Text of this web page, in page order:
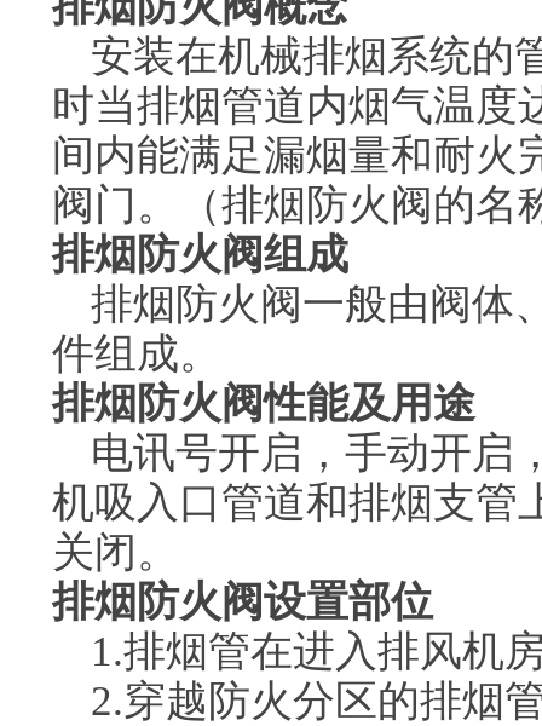
安装在机械排烟系统的
时当排烟管道内烟气温
间内能满足漏烟量和耐火
阀门。（排烟防火阀的名
排烟防火阀组成
排烟防火阀一般由阀体
件组成。
排烟防火阀性能及用途
电讯号开启，手动开启
机吸入口管道和排烟支管
关闭。
排烟防火阀设置部位
1.排烟管在进入排风机
2.穿越防火分区的排烟